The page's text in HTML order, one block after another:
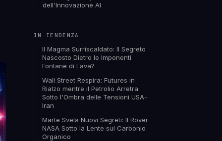
dell'Innovazione AI
IN TENDENZA
Il Magma Surriscaldato: Il Segreto
Nascosto Dietro le Imponenti
Fontane di Lava?
Wall Street Respira: Futures in
Rialzo mentre il Petrolio Arretra
Sotto l'Ombra delle Tensioni USA-
Iran
Marte Svela Nuovi Segreti: Il Rover
NASA Sotto la Lente sul Carbonio
Organico